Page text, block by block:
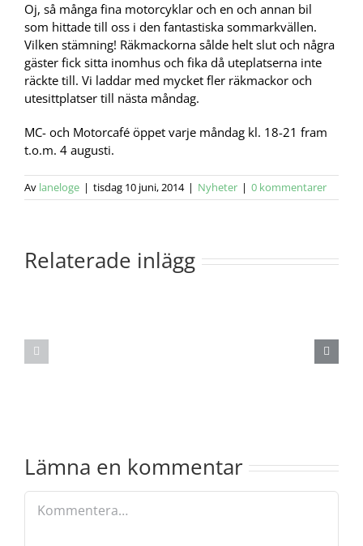
Oj, så många fina motorcyklar och en och annan bil
som hittade till oss i den fantastiska sommarkvällen.
Vilken stämning! Räkmackorna sålde helt slut och några
gäster fick sitta inomhus och fika då uteplatserna inte
räckte till. Vi laddar med mycket fler räkmackor och
utesittplatser till nästa måndag.
MC- och Motorcafé öppet varje måndag kl. 18-21 fram
t.o.m. 4 augusti.
Av laneloge | tisdag 10 juni, 2014 | Nyheter | 0 kommentarer
Relaterade inlägg
Lämna en kommentar